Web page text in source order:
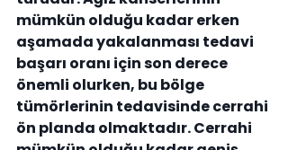
mümkün olduğu kadar erken
aşamada yakalanması tedavi
başarı oranı için son derece
önemli olurken, bu bölge
tümörlerinin tedavisinde cerrahi
ön planda olmaktadır. Cerrahi